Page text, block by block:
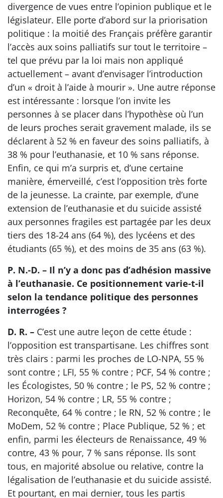
divergence de vues entre l’opinion publique et le
législateur. Elle porte d’abord sur la priorisation
politique : la moitié des Français préfère garantir
l’accès aux soins palliatifs sur tout le territoire –
tel que prévu par la loi mais non appliqué
actuellement – avant d’envisager l’introduction
d’un « droit à l’aide à mourir ». Une autre réponse
est intéressante : lorsque l’on invite les
personnes à se placer dans l’hypothèse où l’un
de leurs proches serait gravement malade, ils se
déclarent à 52 % en faveur des soins palliatifs, à
38 % pour l’euthanasie, et 10 % sans réponse.
Enfin, ce qui m’a surpris et, d’une certaine
manière, émerveillé, c’est l’opposition très forte
de la jeunesse. La crainte, par exemple, d’une
extension de l’euthanasie et du suicide assisté
aux personnes fragiles est partagée par les deux
tiers des 18-24 ans (64 %), des lycéens et des
étudiants (65 %), et des moins de 35 ans (63 %).
P. N.-D. – Il n’y a donc pas d’adhésion massive
à l’euthanasie. Ce positionnement varie-t-il
selon la tendance politique des personnes
interrogées ?
D. R. – C’est une autre leçon de cette étude :
l’opposition est transpartisane. Les chiffres sont
très clairs : parmi les proches de LO-NPA, 55 %
sont contre ; LFI, 55 % contre ; PCF, 54 % contre ;
les Écologistes, 50 % contre ; le PS, 52 % contre ;
Horizon, 54 % contre ; LR, 55 % contre ;
Reconquête, 64 % contre ; le RN, 52 % contre ; le
MoDem, 52 % contre ; Place Publique, 52 % ; et
enfin, parmi les électeurs de Renaissance, 49 %
contre, 43 % pour, 7 % sans réponse. Ils sont
tous, en majorité absolue ou relative, contre la
légalisation de l’euthanasie et du suicide assisté.
Et pourtant, en mai dernier, tous les partis